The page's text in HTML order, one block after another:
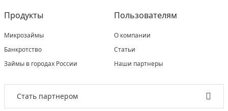
Продукты
Микрозаймы
Банкротство
Займы в городах России
Пользователям
О компании
Статьи
Наши партнеры
Стать партнером